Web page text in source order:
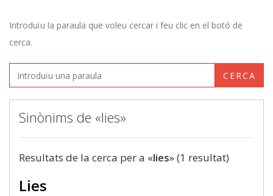
Introduïu la paraula que voleu cercar i feu clic en el botó de
cerca.
CERCA
Sinònims de «lies»
Resultats de la cerca per a «lies» (1 resultat)
Lies